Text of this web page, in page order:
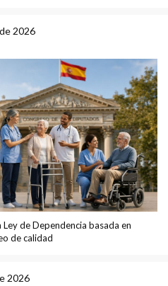
2026
de Dependencia basada en
de calidad
2026